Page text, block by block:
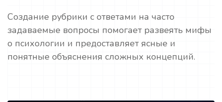
Создание рубрики с ответами на часто
задаваемые вопросы помогает развеять мифы
о психологии и предоставляет ясные и
понятные объяснения сложных концепций.